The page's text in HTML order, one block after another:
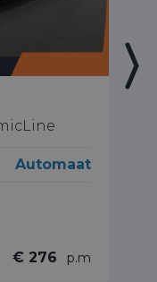
Automaat
€ 276 p.m